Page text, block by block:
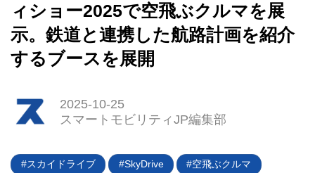
HOME
電動バイク
電動キックボード
ィショー2025で空飛ぶクルマを展
示。鉄道と連携した航路計画を紹介
するブースを展開
2025-10-25
スマートモビリティJP編集部
スカイドライブ SkyDrive 空飛ぶクルマ